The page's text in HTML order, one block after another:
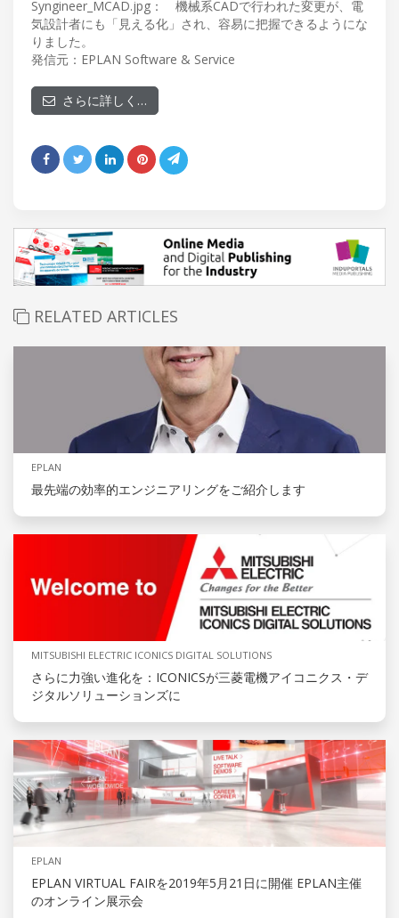
Syngineer_MCAD.jpg： 機械系CADで行われた変更が、電
気設計者にも「見える化」され、容易に把握できるようにな
りました。
発信元：EPLAN Software & Service
さらに詳しく…
RELATED ARTICLES
EPLAN
最先端の効率的エンジニアリングをご紹介します
MITSUBISHI ELECTRIC ICONICS DIGITAL SOLUTIONS
さらに力強い進化を：ICONICSが三菱電機アイコニクス・デ
ジタルソリューションズに
EPLAN
EPLAN VIRTUAL FAIRを2019年5月21日に開催 EPLAN主催
のオンライン展示会